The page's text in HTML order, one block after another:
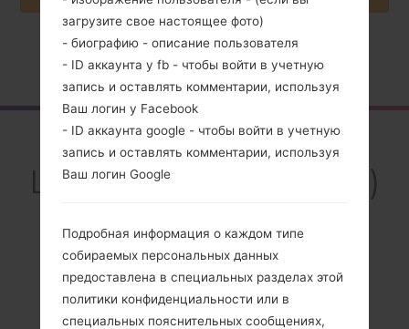
Главная → Серия →LG L90 →LGD400H
Обзор
LGD400H(LGD400H)
Сравнить
загрузите свое настоящее фото)
- биографию - описание пользователя
- ID аккаунта у fb - чтобы войти в учетную
запись и оставлять комментарии, используя
Ваш логин у Facebook
- ID аккаунта google - чтобы войти в учетную
запись и оставлять комментарии, используя
Ваш логин Google
Подробная информация о каждом типе
собираемых персональных данных
предоставлена в специальных разделах этой
политики конфиденциальности или в
специальных пояснительных сообщениях,